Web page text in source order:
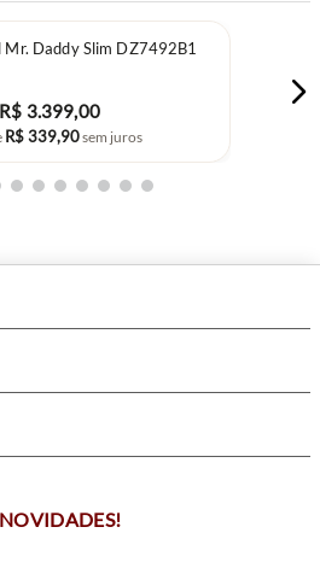
Mr. Daddy Slim DZ7492B1
R$ 3.399,00
R$ 339,90sem juros